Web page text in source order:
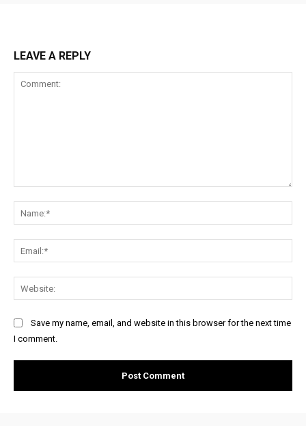
LEAVE A REPLY
Save my name, email, and website in this browser for the next time
I comment.